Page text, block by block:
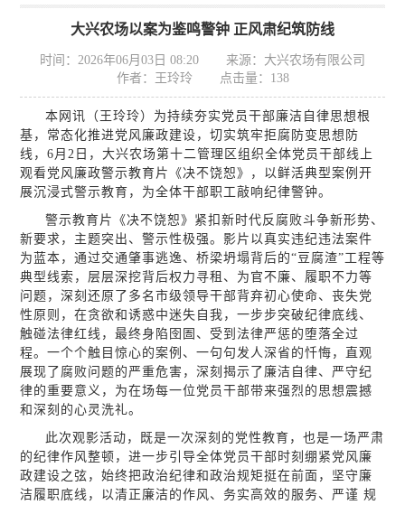
大兴农场以案为鉴鸣警钟 正风肃纪筑防线
时间：2026年06月03日 08:20
来源：大兴农场有限公司
作者：王玲玲
点击量： 138
本网讯（王玲玲）为持续夯实党员干部廉洁自律思想根
基，常态化推进党风廉政建设，切实筑牢拒腐防变思想防
线，6月2日，大兴农场第十二管理区组织全体党员干部线上
观看党风廉政警示教育片《决不饶恕》，以鲜活典型案例开
展沉浸式警示教育，为全体干部职工敲响纪律警钟。
警示教育片《决不饶恕》紧扣新时代反腐败斗争新形势、
新要求，主题突出、警示性极强。影片以真实违纪违法案件
为蓝本，通过交通肇事逃逸、桥梁坍塌背后的“豆腐渣”工程等
典型线索，层层深挖背后权力寻租、为官不廉、履职不力等
问题，深刻还原了多名市级领导干部背弃初心使命、丧失党
性原则，在贪欲和诱惑中迷失自我，一步步突破纪律底线、
触碰法律红线，最终身陷囹圄、受到法律严惩的堕落全过
程。一个个触目惊心的案例、一句句发人深省的忏悔，直观
展现了腐败问题的严重危害，深刻揭示了廉洁自律、严守纪
律的重要意义，为在场每一位党员干部带来强烈的思想震撼
和深刻的心灵洗礼。
此次观影活动，既是一次深刻的党性教育，也是一场严肃
的纪律作风整顿，进一步引导全体党员干部时刻绷紧党风廉
政建设之弦，始终把政治纪律和政治规矩挺在前面，坚守廉
洁履职底线，以清正廉洁的作风、务实高效的服务、严谨 规